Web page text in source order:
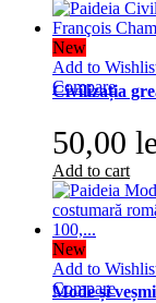
New
Add to
Compare
Civilizația
50,00
Add to cart
New
Add to
Compare
Mode și